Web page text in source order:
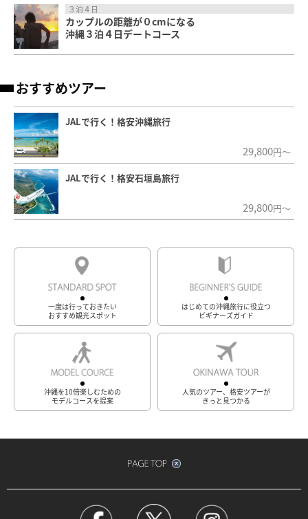
３泊４日
カップルの距離が０cmになる
沖縄３泊４日デートコース
おすすめツアー
JALで行く！格安沖縄旅行
29,800円～
JALで行く！格安石垣島旅行
29,800円～
一度は行っておきたい
おすすめ観光スポット
はじめての沖縄旅行に役立つ
ビギナーズガイド
沖縄を10倍楽しむための
モデルコースを提案
人気のツアー、格安ツアーが
きっと見つかる